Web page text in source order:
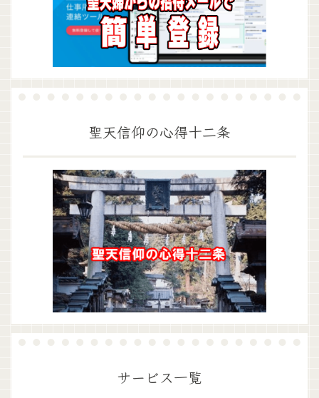
聖天信仰の心得十二条
サービス一覧